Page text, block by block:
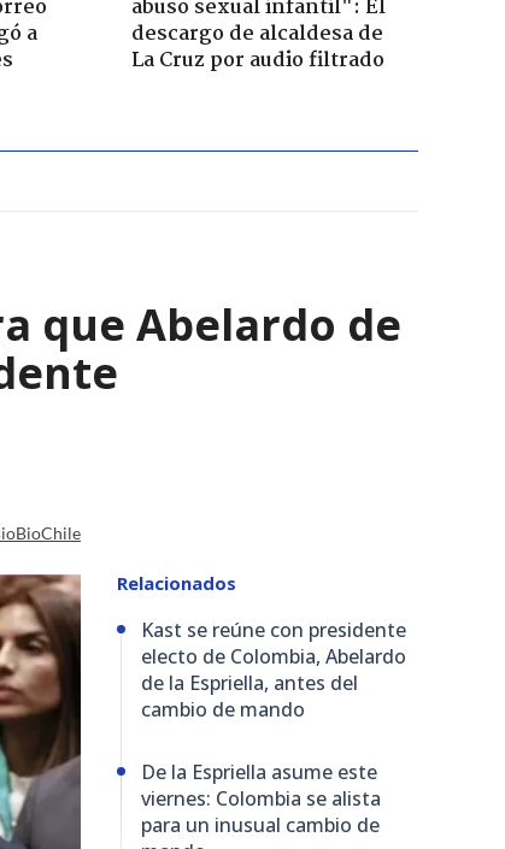
a
abuso sexual infantil": El
descargo de alcaldesa de
La Cruz por audio filtrado
que Abelardo de
Relacionados
Kast se reúne con presidente
electo de Colombia, Abelardo
de la Espriella, antes del
cambio de mando
De la Espriella asume este
viernes: Colombia se alista
para un inusual cambio de